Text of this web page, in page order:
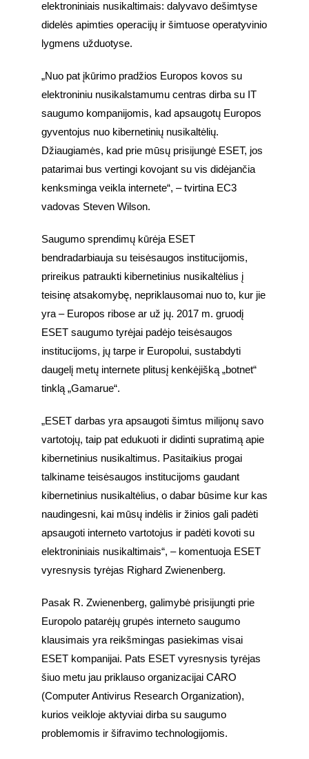
elektroniniais nusikaltimais: dalyvavo dešimtyse
didelės apimties operacijų ir šimtuose operatyvinio
lygmens užduotyse.
„Nuo pat įkūrimo pradžios Europos kovos su
elektroniniu nusikalstamumu centras dirba su IT
saugumo kompanijomis, kad apsaugotų Europos
gyventojus nuo kibernetinių nusikaltėlių.
Džiaugiamės, kad prie mūsų prisijungė ESET, jos
patarimai bus vertingi kovojant su vis didėjančia
kenksminga veikla internete“, – tvirtina EC3
vadovas Steven Wilson.
Saugumo sprendimų kūrėja ESET
bendradarbiauja su teisėsaugos institucijomis,
prireikus patraukti kibernetinius nusikaltėlius į
teisinę atsakomybę, nepriklausomai nuo to, kur jie
yra – Europos ribose ar už jų. 2017 m. gruodį
ESET saugumo tyrėjai padėjo teisėsaugos
institucijoms, jų tarpe ir Europolui, sustabdyti
daugelį metų internete plitusį kenkėjišką „botnet“
tinklą „Gamarue“.
„ESET darbas yra apsaugoti šimtus milijonų savo
vartotojų, taip pat edukuoti ir didinti supratimą apie
kibernetinius nusikaltimus. Pasitaikius progai
talkiname teisėsaugos institucijoms gaudant
kibernetinius nusikaltėlius, o dabar būsime kur kas
naudingesni, kai mūsų indėlis ir žinios gali padėti
apsaugoti interneto vartotojus ir padėti kovoti su
elektroniniais nusikaltimais“, – komentuoja ESET
vyresnysis tyrėjas Righard Zwienenberg.
Pasak R. Zwienenberg, galimybė prisijungti prie
Europolo patarėjų grupės interneto saugumo
klausimais yra reikšmingas pasiekimas visai
ESET kompanijai. Pats ESET vyresnysis tyrėjas
šiuo metu jau priklauso organizacijai CARO
(Computer Antivirus Research Organization),
kurios veikloje aktyviai dirba su saugumo
problemomis ir šifravimo technologijomis.